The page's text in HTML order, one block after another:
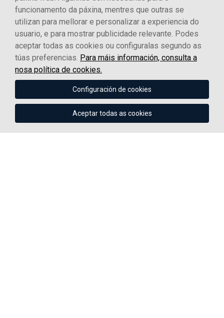
POÑÉMOSCHO FÁCIL...
funcionamento da páxina, mentres que outras se
utilizan para mellorar e personalizar a experiencia do
usuario, e para mostrar publicidade relevante. Podes
aceptar todas as cookies ou configuralas segundo as
túas preferencias. Para máis información, consulta a
nosa política de cookies.
Configuración de cookies
Aceptar todas as cookies